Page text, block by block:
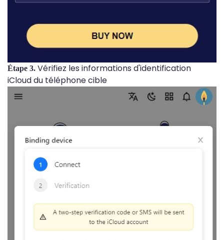
Étape 3. Vérifiez les informations d'identification
iCloud du téléphone cible